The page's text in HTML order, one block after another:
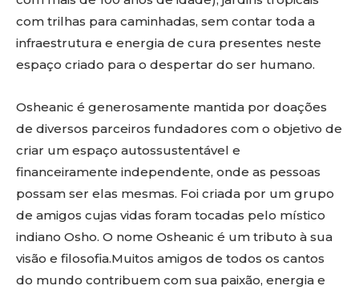
com trilhas para caminhadas, sem contar toda a
infraestrutura e energia de cura presentes neste
espaço criado para o despertar do ser humano.
Osheanic é generosamente mantida por doações
de diversos parceiros fundadores com o objetivo de
criar um espaço autossustentável e
financeiramente independente, onde as pessoas
possam ser elas mesmas. Foi criada por um grupo
de amigos cujas vidas foram tocadas pelo místico
indiano Osho. O nome Osheanic é um tributo à sua
visão e filosofia.Muitos amigos de todos os cantos
do mundo contribuem com sua paixão, energia e